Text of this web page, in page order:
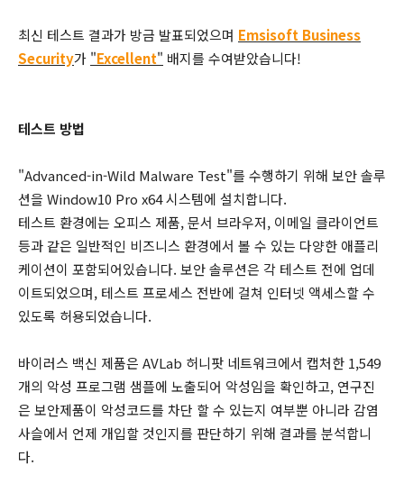
최신 테스트 결과가 방금 발표되었으며 Emsisoft Business
Security가 "Excellent" 배지를 수여받았습니다!
테스트 방법
"Advanced-in-Wild Malware Test"를 수행하기 위해 보안 솔루
션을 Window10 Pro x64 시스템에 설치합니다.
테스트 환경에는 오피스 제품, 문서 브라우저, 이메일 클라이언트
등과 같은 일반적인 비즈니스 환경에서 볼 수 있는 다양한 애플리
케이션이 포함되어있습니다. 보안 솔루션은 각 테스트 전에 업데
이트되었으며, 테스트 프로세스 전반에 걸쳐 인터넷 액세스할 수
있도록 허용되었습니다.
바이러스 백신 제품은 AVLab 허니팟 네트워크에서 캡처한 1,549
개의 악성 프로그램 샘플에 노출되어 악성임을 확인하고, 연구진
은 보안제품이 악성코드를 차단 할 수 있는지 여부뿐 아니라 감염
사슬에서 언제 개입할 것인지를 판단하기 위해 결과를 분석합니
다.